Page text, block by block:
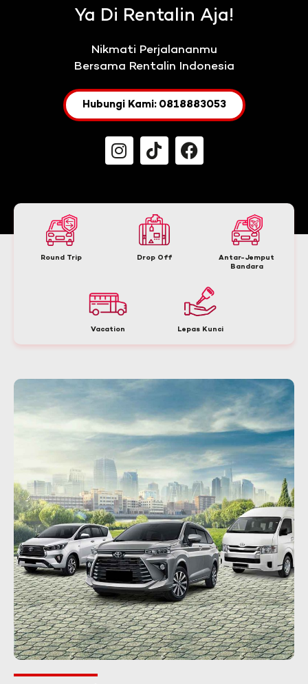
Ya Di Rentalin Aja!
Nikmati Perjalananmu
Bersama Rentalin Indonesia
Hubungi Kami: 0818883053
Round Trip Drop Off
Antar-Jemput
Bandara
Vacation Lepas Kunci